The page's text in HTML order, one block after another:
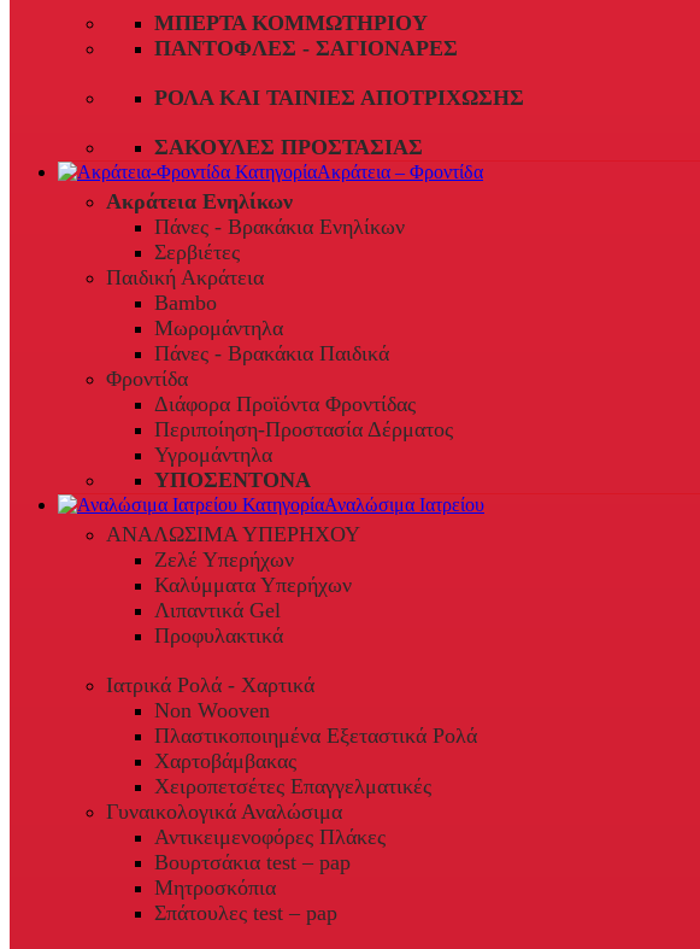
ΜΠΈΡΤΑ ΚΟΜΜΩΤΗΡΊΟΥ
ΠΑΝΤΌΦΛΕΣ - ΣΑΓΙΟΝΆΡΕΣ
ΡΟΛΆ ΚΑΙ ΤΑΙΝΊΕΣ ΑΠΟΤΡΊΧΩΣΗΣ
ΣΑΚΟΎΛΕΣ ΠΡΟΣΤΑΣΊΑΣ
Ακράτεια – Φροντίδα
Ακράτεια Ενηλίκων
Πάνες - Βρακάκια Ενηλίκων
Σερβιέτες
Παιδική Ακράτεια
Bambo
Μωρομάντηλα
Πάνες - Βρακάκια Παιδικά
Φροντίδα
Διάφορα Προϊόντα Φροντίδας
Περιποίηση-Προστασία Δέρματος
Υγρομάντηλα
ΥΠΟΣΕΝΤΟΝΑ
Αναλώσιμα Ιατρείου
ΑΝΑΛΩΣΙΜΑ ΥΠΕΡΗΧΟΥ
Ζελέ Υπερήχων
Καλύμματα Υπερήχων
Λιπαντικά Gel
Προφυλακτικά
Ιατρικά Ρολά - Χαρτικά
Non Wooven
Πλαστικοποιημένα Εξεταστικά Ρολά
Χαρτοβάμβακας
Χειροπετσέτες Επαγγελματικές
Γυναικολογικά Αναλώσιμα
Αντικειμενοφόρες Πλάκες
Βουρτσάκια test – pap
Μητροσκόπια
Σπάτουλες test – pap